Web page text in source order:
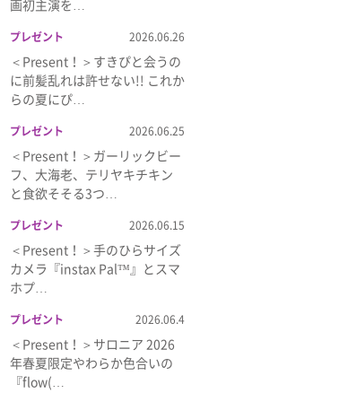
画初主演を…
プレゼント 2026.06.26
＜Present！＞すきぴと会うの
に前髪乱れは許せない!! これか
らの夏にぴ…
プレゼント 2026.06.25
＜Present！＞ガーリックビー
フ、大海老、テリヤキチキン
と食欲そそる3つ…
プレゼント 2026.06.15
＜Present！＞手のひらサイズ
カメラ『instax Pal™』とスマ
ホプ…
プレゼント 2026.06.4
＜Present！＞サロニア 2026
年春夏限定やわらか色合いの
『flow(…